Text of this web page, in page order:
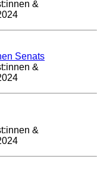
&
Senats
&
&